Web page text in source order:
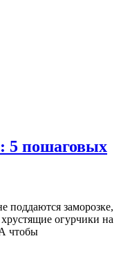
5 пошаговых
поддаются заморозке,
огурчики на
чтобы